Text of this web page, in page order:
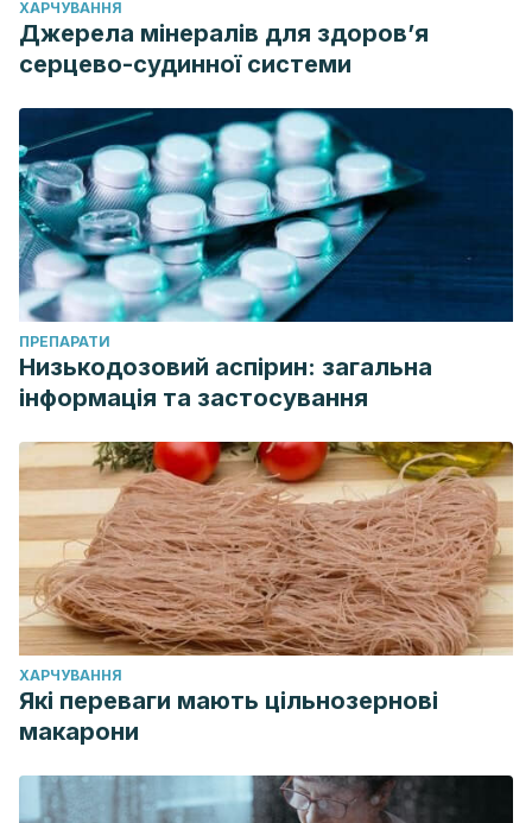
pain in older adults: risk factors, management options and
future directions. Scoliosis and spinal disorders, 12, 14.
ХАРЧУВАННЯ
Джерела мінералів для здоров’я
серцево-судинної системи
ПРЕПАРАТИ
Низькодозовий аспірин: загальна
інформація та застосування
ХАРЧУВАННЯ
Які переваги мають цільнозернові
макарони